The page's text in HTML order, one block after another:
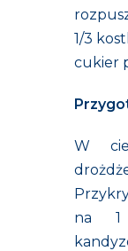
1/3
cukier
W
na 1